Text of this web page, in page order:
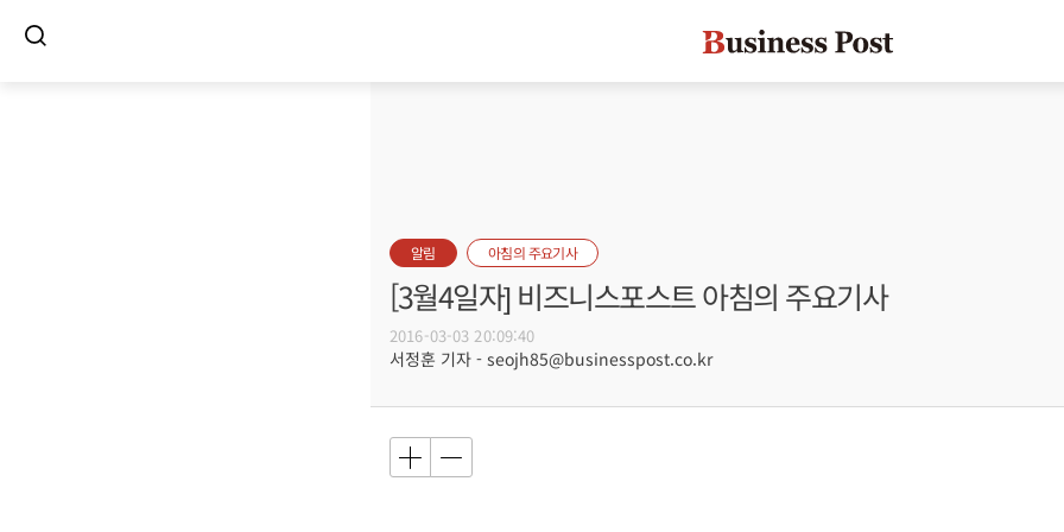
알림 아침의 주요기사
[3월4일자] 비즈니스포스트 아침의 주요기사
2016-03-03 20:09:40
서정훈 기자 - seojh85@businesspost.co.kr